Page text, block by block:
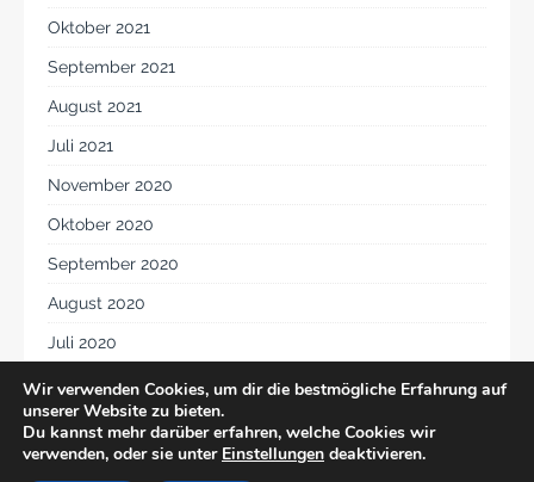
Oktober 2021
September 2021
August 2021
Juli 2021
November 2020
Oktober 2020
September 2020
August 2020
Juli 2020
Juni 2020
Wir verwenden Cookies, um dir die bestmögliche Erfahrung auf
unserer Website zu bieten.
Du kannst mehr darüber erfahren, welche Cookies wir
verwenden, oder sie unter Einstellungen deaktivieren.